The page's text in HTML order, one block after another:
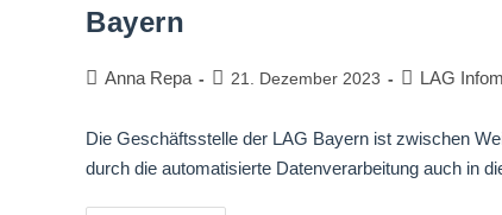
Bayern
Anna Repa 21. Dezember 2023 LAG
Die Geschäftsstelle der LAG Bayern ist zwischen
durch die automatisierte Datenverarbeitung auch in